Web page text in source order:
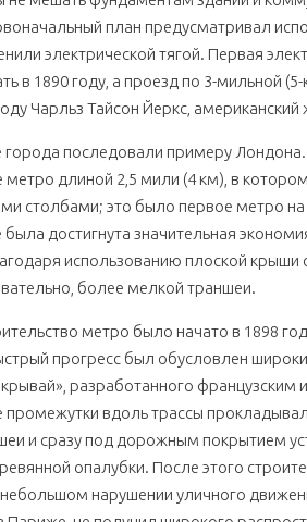
план предусматривал
электрической тягой. Первая
в 1890 году, а проезд по 3-мильной
Чарльз Тайсон Йеркс,
города последовали примеру
метро длиной 2,5 мили (4 км), в
столбами; это было первое метро на
была достигнута значительная
использованию плоской
более мелкой траншеи.
метро было начато в 1898
прогресс был обусловлен
разработанного
вдоль трассы
и сразу под дорожным покрытием
опалубки. После этого
нарушении уличного